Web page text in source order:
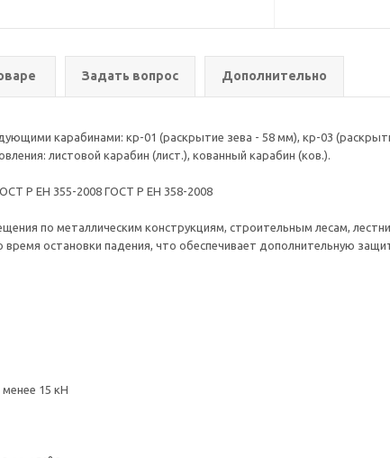
Задать вопрос Дополнительно
карабинами: кр-01 (раскрытие зева - 58 мм), кр-03
листовой карабин (лист.), кованный карабин (ков.).
Р ЕН 355-2008 ГОСТ Р ЕН 358-2008
по металлическим конструкциям, строительным лесам,
во время остановки падения, что
полиамид
кг.
м.
нагрузка: не менее 15 кН
есть